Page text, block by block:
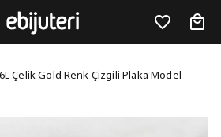
Gold Renk
Çelik Gold Renk Çizgili Plaka Model